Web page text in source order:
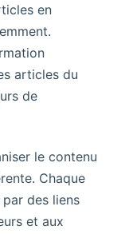
en
articles du
de
le contenu
Chaque
des liens
et aux